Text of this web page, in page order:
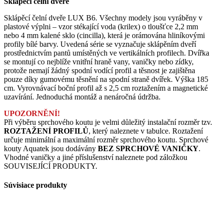
Sklápěcí čelní dveře LUX B6. Všechny modely jsou vyráběny v
plastové výplni – vzor stékající voda (krilex) o tloušťce 2,2 mm
nebo 4 mm kalené sklo (cincilla), která je orámována hliníkovými
profily bílé barvy. Uvedená série se vyznačuje sklápěním dveří
prostřednictvím pantů umístěných ve vertikálních profilech. Dvířka
se montují co nejblíže vnitřní hraně vany, vaničky nebo zídky,
protože nemají žádný spodní vodící profil a těsnost je zajištěna
pouze díky gumovému těsnění na spodní straně dvířek. Výška 185
cm. Vyrovnávací boční profil až s 2,5 cm roztažením a magnetické
uzavírání. Jednoduchá montáž a nenáročná údržba.
UPOZORNĚNÍ!
Při výběru sprchového koutu je velmi důležitý instalační rozměr tzv.
ROZTAŽENÍ PROFILŮ, který naleznete v tabulce. Roztažení
určuje minimální a maximální rozměr sprchového koutu. Sprchové
kouty Aquatek jsou dodávány BEZ SPRCHOVÉ VANIČKY.
Vhodné vaničky a jiné příslušenství naleznete pod záložkou
SOUVISEJÍCÍ PRODUKTY.
Súvisiace produkty